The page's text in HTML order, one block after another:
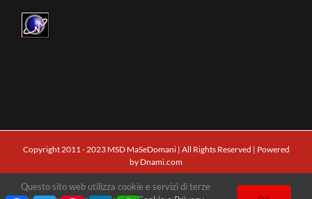
Copyright 2011 - 2023 MSD MaSeDomani | All Rights Reserved | Powered
by Dnami.com
Questo sito web utilizza cookie e servizi di terze